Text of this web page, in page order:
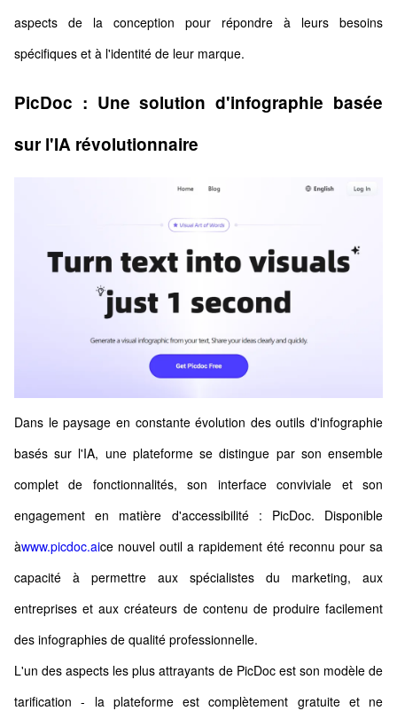
aspects de la conception pour répondre à leurs besoins
spécifiques et à l'identité de leur marque.
PicDoc : Une solution d'infographie basée
sur l'IA révolutionnaire
Dans le paysage en constante évolution des outils d'infographie
basés sur l'IA, une plateforme se distingue par son ensemble
complet de fonctionnalités, son interface conviviale et son
engagement en matière d'accessibilité : PicDoc. Disponible
àwww.picdoc.aice nouvel outil a rapidement été reconnu pour sa
capacité à permettre aux spécialistes du marketing, aux
entreprises et aux créateurs de contenu de produire facilement
des infographies de qualité professionnelle.
L'un des aspects les plus attrayants de PicDoc est son modèle de
tarification - la plateforme est complètement gratuite et ne